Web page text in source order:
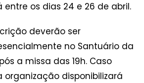
os dias 24 e 26 de abril.
deverão ser
no Santuário da
a missa das 19h. Caso
organização disponibilizará